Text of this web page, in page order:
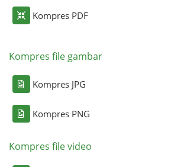
Kompres PDF
Kompres file gambar
Kompres JPG
Kompres PNG
Kompres file video